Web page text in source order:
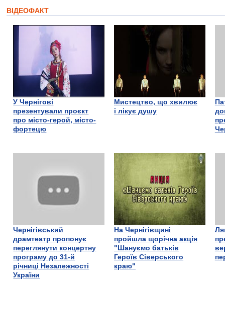
ВІДЕОФАКТ
У Чернігові
презентували проєкт
про місто-герой, місто-
фортецю
Мистецтво, що хвилює
і лікує душу
Чернігівський
драмтеатр пропонує
переглянути концертну
програму до 31-й
річниці Незалежності
України
На Чернігівщині
пройшла щорічна акція
"Шануємо батьків
Героїв Сіверського
краю"